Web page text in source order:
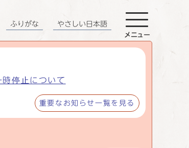
停止について
重要なお知らせ一覧を見る
ふりがな やさしい日本語
メニュー